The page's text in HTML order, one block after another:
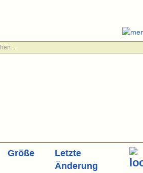
Größe
Letzte
Änderung